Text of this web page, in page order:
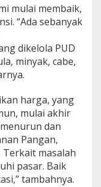
mulai membaik,
“Ada sebanyak
dikelola PUD
minyak, cabe,
harga, yang
mulai akhir
dan
Pangan,
masalah
pasar. Baik
tambahnya.